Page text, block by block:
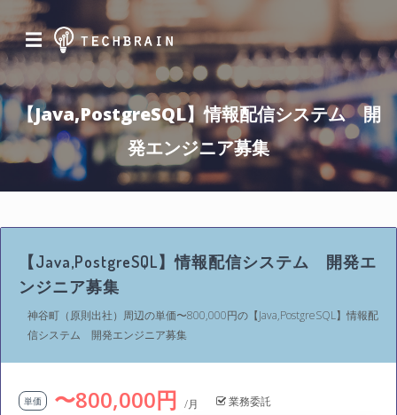
☰
【Java,PostgreSQL】情報配信システム 開
発エンジニア募集
【Java,PostgreSQL】情報配信システム 開発エ
ンジニア募集
神谷町（原則出社）周辺の単価〜800,000円の【Java,PostgreSQL】情報配
信システム 開発エンジニア募集
単価 〜800,000円 /月 業務委託